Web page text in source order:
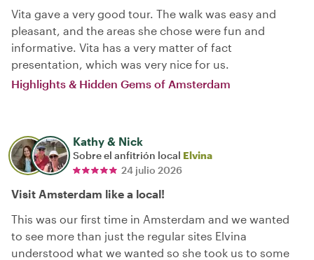
Vita gave a very good tour. The walk was easy and
pleasant, and the areas she chose were fun and
informative. Vita has a very matter of fact
presentation, which was very nice for us.
Highlights & Hidden Gems of Amsterdam
Kathy & Nick
Sobre el anfitrión local Elvina
24 julio 2026
Visit Amsterdam like a local!
This was our first time in Amsterdam and we wanted
to see more than just the regular sites Elvina
understood what we wanted so she took us to some